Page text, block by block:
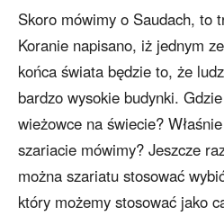
Skoro mówimy o Saudach, to
Koranie napisano, iż jednym
końca świata będzie to, że
bardzo wysokie budynki.
wieżowce na świecie?
szariacie mówimy? Jeszcze
można szariatu stosować
który możemy stosować jako